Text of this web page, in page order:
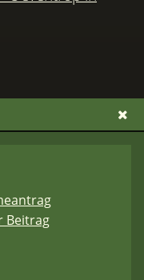
Beitrag